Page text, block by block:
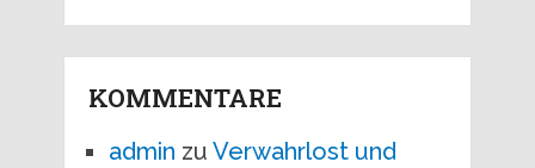
KOMMENTARE
admin zu Verwahrlost und